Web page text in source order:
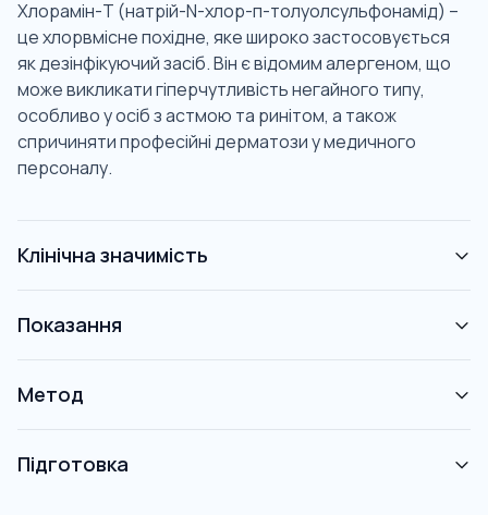
Хлорамін-Т (натрій-N-хлор-п-толуолсульфонамід) –
це хлорвмісне похідне, яке широко застосовується
як дезінфікуючий засіб. Він є відомим алергеном, що
може викликати гіперчутливість негайного типу,
особливо у осіб з астмою та ринітом, а також
спричиняти професійні дерматози у медичного
персоналу.
Клінічна значимість
Показання
Метод
Підготовка